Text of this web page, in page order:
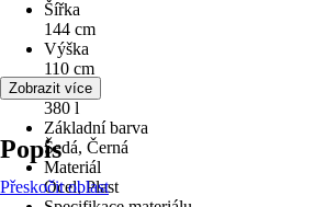
Šířka
144 cm
Výška
110 cm
Objem
380 l
Základní barva
Šedá, Černá
Materiál
Ocel, Plast
Zobrazit více
Popis
Přeskočit oblast